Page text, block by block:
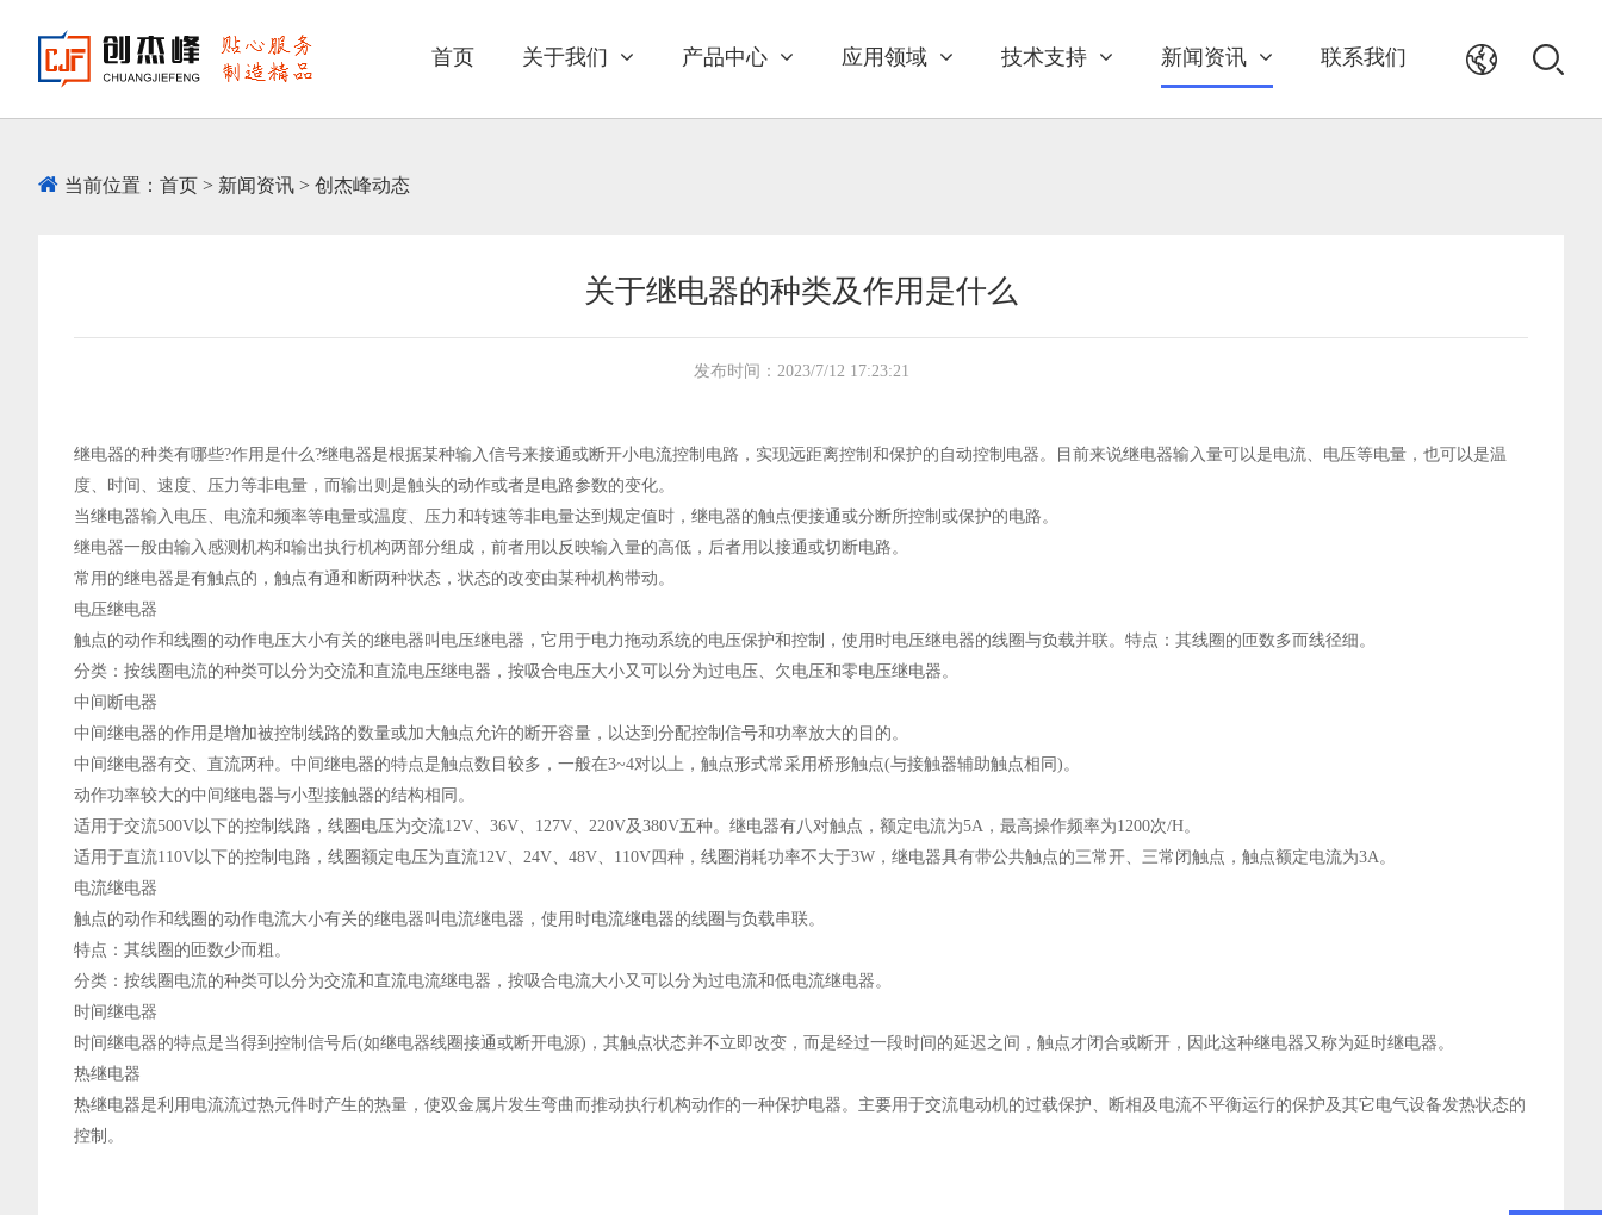
首页 关于我们 产品中心 应用领域 技术支持 新闻资讯 联系我们
当前位置： 首页 > 新闻资讯 > 创杰峰动态
关于继电器的种类及作用是什么
发布时间：2023/7/12 17:23:21
继电器的种类有哪些?作用是什么?继电器是根据某种输入信号来接通或断开小电流控制电路，实现远距离控制和保护的自动控制电器。目前来说继电器输入量可以是电流、电压等电量，也可以是温
度、时间、速度、压力等非电量，而输出则是触头的动作或者是电路参数的变化。
当继电器输入电压、电流和频率等电量或温度、压力和转速等非电量达到规定值时，继电器的触点便接通或分断所控制或保护的电路。
继电器一般由输入感测机构和输出执行机构两部分组成，前者用以反映输入量的高低，后者用以接通或切断电路。
常用的继电器是有触点的，触点有通和断两种状态，状态的改变由某种机构带动。
电压继电器
触点的动作和线圈的动作电压大小有关的继电器叫电压继电器，它用于电力拖动系统的电压保护和控制，使用时电压继电器的线圈与负载并联。特点：其线圈的匝数多而线径细。
分类：按线圈电流的种类可以分为交流和直流电压继电器，按吸合电压大小又可以分为过电压、欠电压和零电压继电器。
中间断电器
中间继电器的作用是增加被控制线路的数量或加大触点允许的断开容量，以达到分配控制信号和功率放大的目的。
中间继电器有交、直流两种。中间继电器的特点是触点数目较多，一般在3~4对以上，触点形式常采用桥形触点(与接触器辅助触点相同)。
动作功率较大的中间继电器与小型接触器的结构相同。
适用于交流500V以下的控制线路，线圈电压为交流12V、36V、127V、220V及380V五种。继电器有八对触点，额定电流为5A，最高操作频率为1200次/h。
适用于直流110V以下的控制电路，线圈额定电压为直流12V、24V、48V、110V四种，线圈消耗功率不大于3W，继电器具有带公共触点的三常开、三常闭触点，触点额定电流为3A。
电流继电器
触点的动作和线圈的动作电流大小有关的继电器叫电流继电器，使用时电流继电器的线圈与负载串联。
特点：其线圈的匝数少而粗。
分类：按线圈电流的种类可以分为交流和直流电流继电器，按吸合电流大小又可以分为过电流和低电流继电器。
时间继电器
时间继电器的特点是当得到控制信号后(如继电器线圈接通或断开电源)，其触点状态并不立即改变，而是经过一段时间的延迟之间，触点才闭合或断开，因此这种继电器又称为延时继电器。
热继电器
热继电器是利用电流流过热元件时产生的热量，使双金属片发生弯曲而推动执行机构动作的一种保护电器。主要用于交流电动机的过载保护、断相及电流不平衡运行的保护及其它电气设备发热状态的
控制。